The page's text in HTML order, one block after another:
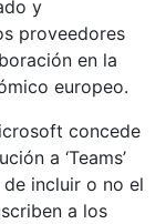
y
proveedores
en la
europeo.
concede
a ‘Teams’
incluir o no el
a los